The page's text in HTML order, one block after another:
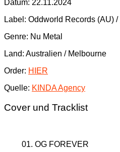
Datum: 22.11.2024
Label: Oddworld Records (AU) /
Genre: Nu Metal
Land: Australien / Melbourne
Order: HIER
Quelle: KINDA Agency
Cover und Tracklist
01. OG FOREVER